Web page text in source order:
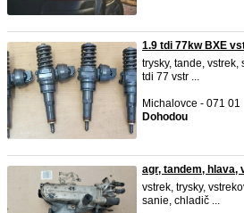
1.9 tdi 77kw BXE
trysky, tande, vstrek,
tdi 77 vstr ...
Michalovce - 071 01
Dohodou
agr, tandem, hlava,
vstrek, trysky,
sanie, chladič ...